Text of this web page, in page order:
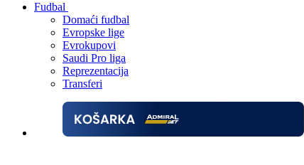
Fudbal
Domaći fudbal
Evropske lige
Evrokupovi
Saudi Pro liga
Reprezentacija
Transferi